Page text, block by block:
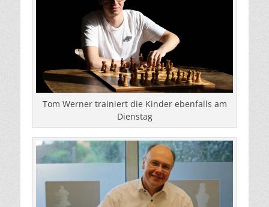
Tom Werner trainiert die Kinder ebenfalls am
Dienstag